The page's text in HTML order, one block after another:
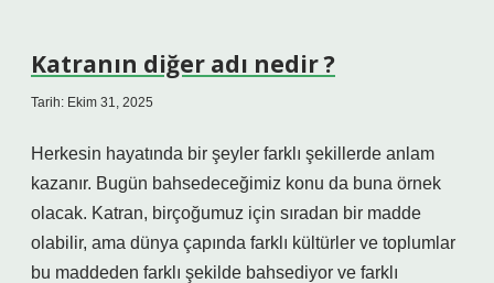
Katranın diğer adı nedir ?
Tarih: Ekim 31, 2025
Herkesin hayatında bir şeyler farklı şekillerde anlam
kazanır. Bugün bahsedeceğimiz konu da buna örnek
olacak. Katran, birçoğumuz için sıradan bir madde
olabilir, ama dünya çapında farklı kültürler ve toplumlar
bu maddeden farklı şekilde bahsediyor ve farklı